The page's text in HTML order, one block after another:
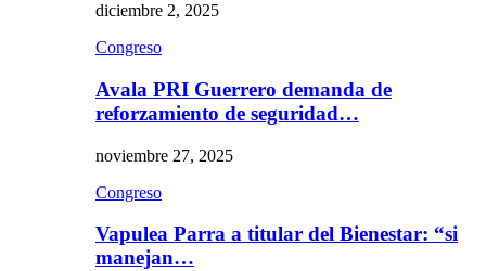
diciembre 2, 2025
Congreso
Avala PRI Guerrero demanda de
reforzamiento de seguridad…
noviembre 27, 2025
Congreso
Vapulea Parra a titular del Bienestar: “si
manejan…